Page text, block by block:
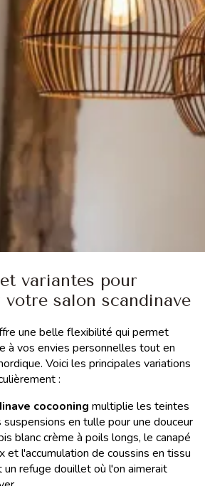
variantes pour
votre salon scandinave
une belle flexibilité qui permet
à vos envies personnelles tout en
Voici les principales variations
:
cocooning multiplie les teintes
en tulle pour une douceur
blanc crème à poils longs, le canapé
et l'accumulation de coussins en tissu
refuge douillet où l'on aimerait